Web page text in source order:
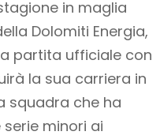
in maglia
Dolomiti Energia,
partita ufficiale con
la sua carriera in
squadra che ha
minori ai